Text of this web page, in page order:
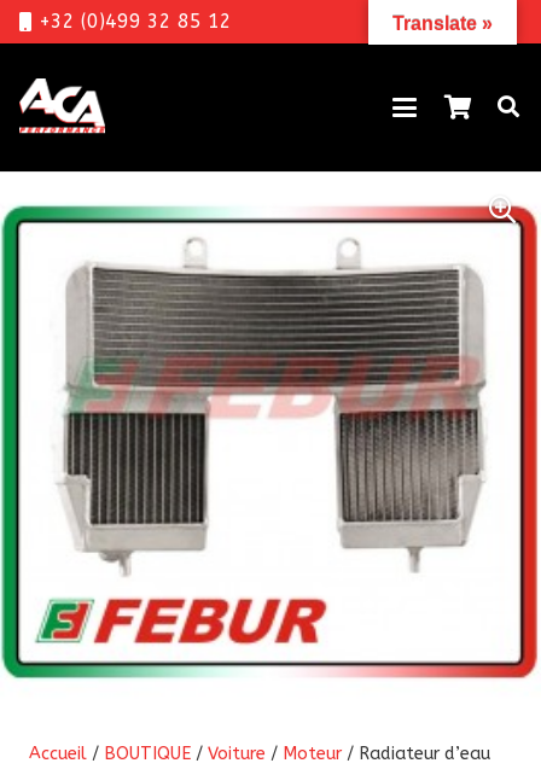
+32 (0)499 32 85 12
Accueil / BOUTIQUE / Voiture / Moteur / Radiateur d’eau
Translate »